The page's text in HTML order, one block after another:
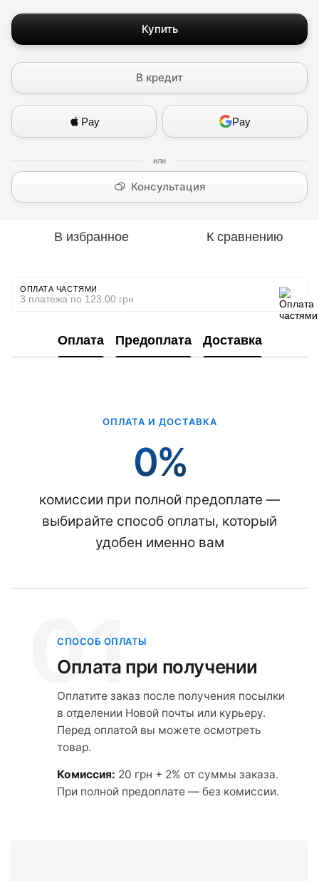
Купить
В кредит
Pay Pay
Консультация
В избранное К сравнению
ОПЛАТА ЧАСТЯМИ
3 платежа по 123.00 грн
Оплата Предоплата Доставка
ОПЛАТА И ДОСТАВКА
0%
комиссии при полной предоплате —
выбирайте способ оплаты, который
удобен именно вам
01
СПОСОБ ОПЛАТЫ
Оплата при получении
Оплатите заказ после получения посылки
в отделении Новой почты или курьеру.
Перед оплатой вы можете осмотреть
товар.
Комиссия: 20 грн + 2% от суммы заказа.
При полной предоплате — без комиссии.